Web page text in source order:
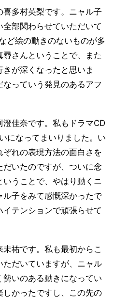
喜多村英梨です。ニャル子
部関わらせていただいて
ど絵の動きのないものが多
さんということで、また
が深くなったと思いま
っていう発見のあるアフ
澄佳奈です。私もドラマCD
になってまいりました。い
れの表現方法の面白さを
いたのですが、ついに念
うことで、やはり動くニ
子をみて感慨深かったで
テンションで頑張らせて
祐です。私も最初からこ
だいていますが、ニャル
いのある動きになってい
かったですし、この先の